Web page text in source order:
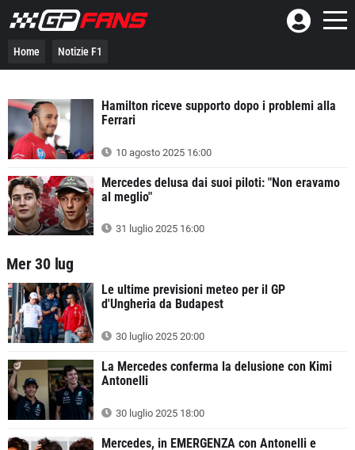
Home Notizie F1
Hamilton riceve supporto dopo i problemi alla
Ferrari
10 agosto 2025 16:00
Mercedes delusa dai suoi piloti: "Non eravamo
al meglio"
31 luglio 2025 16:00
Mer 30 lug
Le ultime previsioni meteo per il GP
d'Ungheria da Budapest
30 luglio 2025 20:00
La Mercedes conferma la delusione con Kimi
Antonelli
30 luglio 2025 18:00
Mercedes, in EMERGENZA con Antonelli e